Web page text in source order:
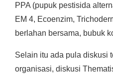
PPA (pupuk pestisida
EM 4, Ecoenzim,
berlahan bersama, bubuk
Selain itu ada pula diskusi
organisasi, diskusi